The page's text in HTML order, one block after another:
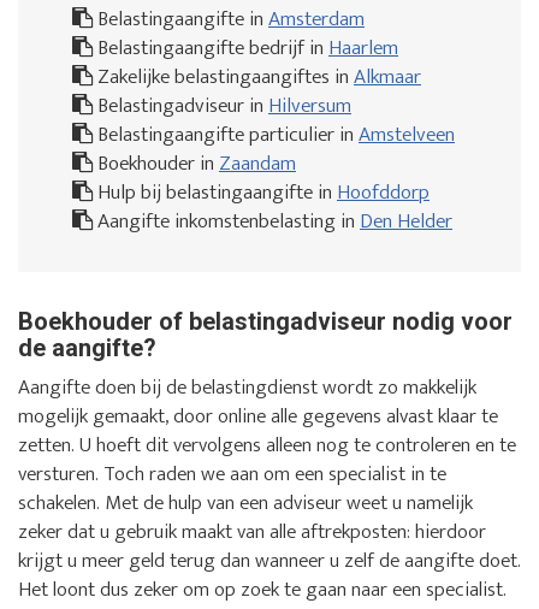
Belastingaangifte inAmsterdam
Belastingaangifte bedrijf inHaarlem
Zakelijke belastingaangiftes inAlkmaar
Belastingadviseur inHilversum
Belastingaangifte particulier inAmstelveen
Boekhouder inZaandam
Hulp bij belastingaangifte inHoofddorp
Aangifte inkomstenbelasting inDen Helder
Boekhouder of belastingadviseur nodig voor
de aangifte?
Aangifte doen bij de belastingdienst wordt zo makkelijk
mogelijk gemaakt, door online alle gegevens alvast klaar te
zetten. U hoeft dit vervolgens alleen nog te controleren en te
versturen. Toch raden we aan om een specialist in te
schakelen. Met de hulp van een adviseur weet u namelijk
zeker dat u gebruik maakt van alle aftrekposten: hierdoor
krijgt u meer geld terug dan wanneer u zelf de aangifte doet.
Het loont dus zeker om op zoek te gaan naar een specialist.